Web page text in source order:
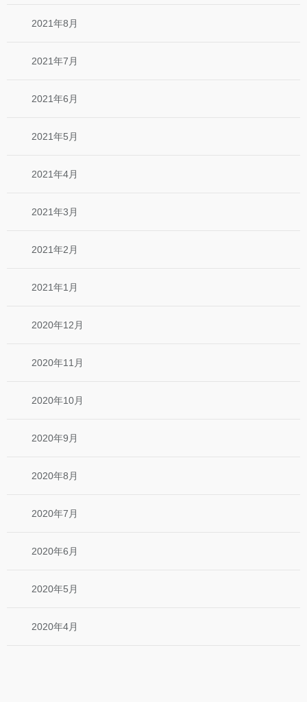
2021年8月
2021年7月
2021年6月
2021年5月
2021年4月
2021年3月
2021年2月
2021年1月
2020年12月
2020年11月
2020年10月
2020年9月
2020年8月
2020年7月
2020年6月
2020年5月
2020年4月